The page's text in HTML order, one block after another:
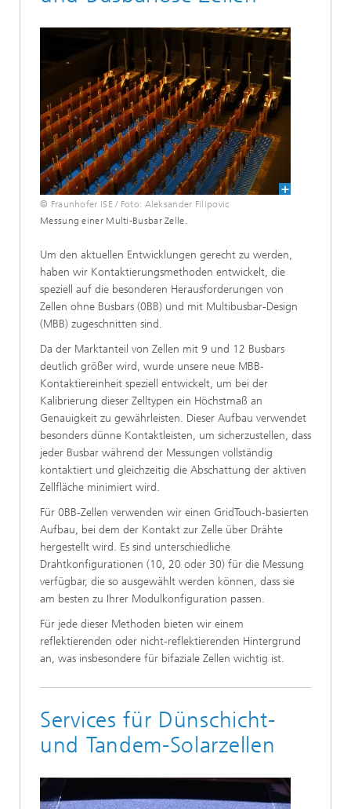
© Fraunhofer ISE / Foto: Aleksander Filipovic
Messung einer Multi-Busbar Zelle.
Um den aktuellen Entwicklungen gerecht zu werden,
haben wir Kontaktierungsmethoden entwickelt, die
speziell auf die besonderen Herausforderungen von
Zellen ohne Busbars (0BB) und mit Multibusbar-Design
(MBB) zugeschnitten sind.
Da der Marktanteil von Zellen mit 9 und 12 Busbars
deutlich größer wird, wurde unsere neue MBB-
Kontaktiereinheit speziell entwickelt, um bei der
Kalibrierung dieser Zelltypen ein Höchstmaß an
Genauigkeit zu gewährleisten. Dieser Aufbau verwendet
besonders dünne Kontaktleisten, um sicherzustellen, dass
jeder Busbar während der Messungen vollständig
kontaktiert und gleichzeitig die Abschattung der aktiven
Zellfläche minimiert wird.
Für 0BB-Zellen verwenden wir einen GridTouch-basierten
Aufbau, bei dem der Kontakt zur Zelle über Drähte
hergestellt wird. Es sind unterschiedliche
Drahtkonfigurationen (10, 20 oder 30) für die Messung
verfügbar, die so ausgewählt werden können, dass sie
am besten zu Ihrer Modulkonfiguration passen.
Für jede dieser Methoden bieten wir einem
reflektierenden oder nicht-reflektierenden Hintergrund
an, was insbesondere für bifaziale Zellen wichtig ist.
Services für Dünschicht-
und Tandem-Solarzellen